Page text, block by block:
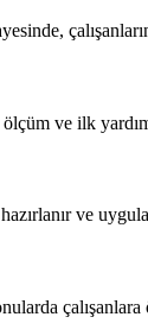
ve ilk
ve
çalışanlara